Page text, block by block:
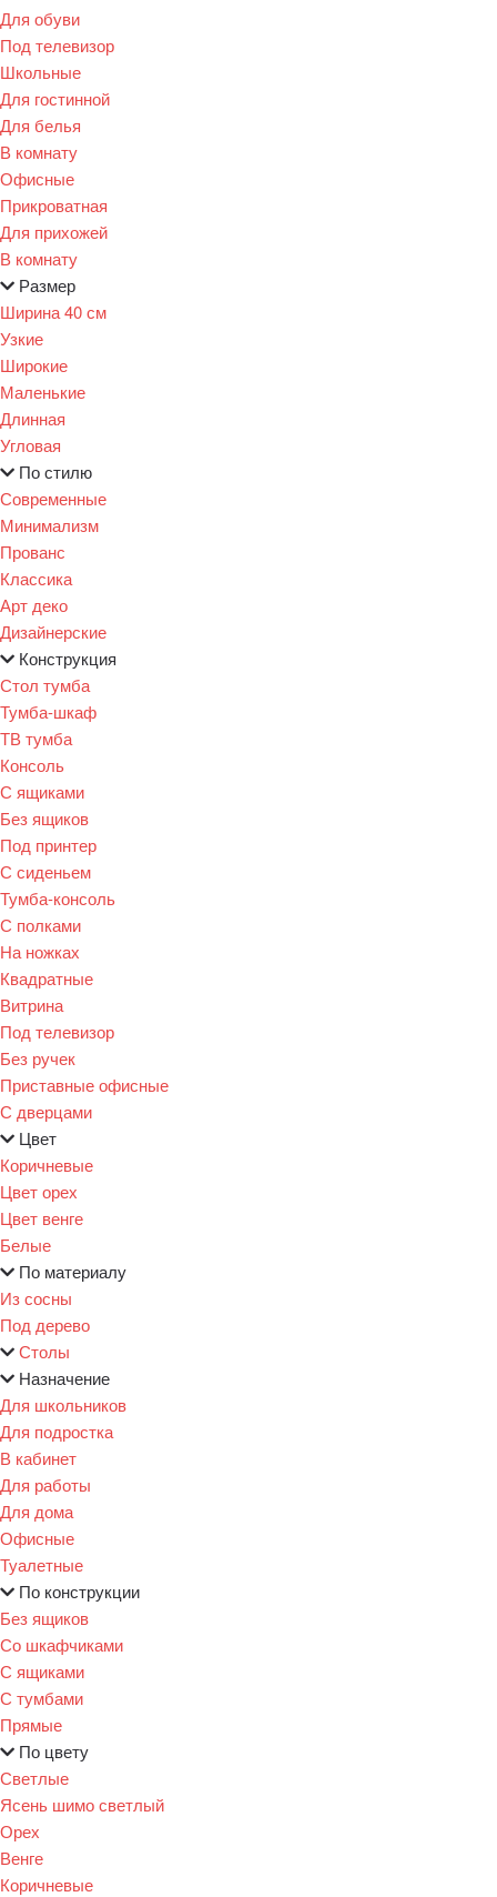
Для обуви
Под телевизор
Школьные
Для гостинной
Для белья
В комнату
Офисные
Прикроватная
Для прихожей
В комнату
Размер
Ширина 40 см
Узкие
Широкие
Маленькие
Длинная
Угловая
По стилю
Современные
Минимализм
Прованс
Классика
Арт деко
Дизайнерские
Конструкция
Стол тумба
Тумба-шкаф
ТВ тумба
Консоль
С ящиками
Без ящиков
Под принтер
С сиденьем
Тумба-консоль
С полками
На ножках
Квадратные
Витрина
Под телевизор
Без ручек
Приставные офисные
С дверцами
Цвет
Коричневые
Цвет орех
Цвет венге
Белые
По материалу
Из сосны
Под дерево
Столы
Назначение
Для школьников
Для подростка
В кабинет
Для работы
Для дома
Офисные
Туалетные
По конструкции
Без ящиков
Со шкафчиками
С ящиками
С тумбами
Прямые
По цвету
Светлые
Ясень шимо светлый
Орех
Венге
Коричневые